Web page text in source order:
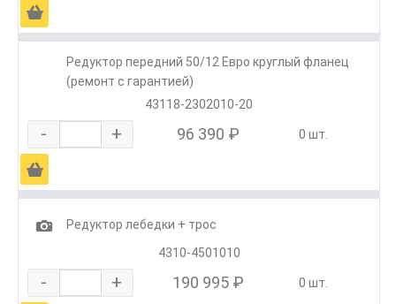
Ä
Редуктор передний 50/12 Евро круглый фланец
(ремонт с гарантией)
43118-2302010-20
- + 96 390 ₽ 0 шт.
Ä
1
Редуктор лебедки + трос
4310-4501010
- + 190 995 ₽ 0 шт.